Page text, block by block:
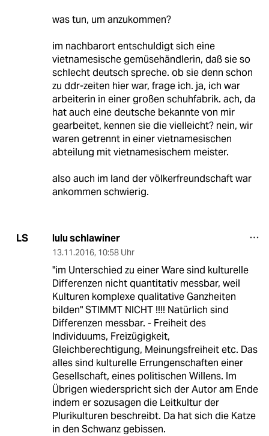
was tun, um anzukommen?
im nachbarort entschuldigt sich eine
vietnamesische gemüsehändlerin, daß sie so
schlecht deutsch spreche. ob sie denn schon
zu ddr-zeiten hier war, frage ich. ja, ich war
arbeiterin in einer großen schuhfabrik. ach, da
hat auch eine deutsche bekannte von mir
gearbeitet, kennen sie die vielleicht? nein, wir
waren getrennt in einer vietnamesischen
abteilung mit vietnamesischem meister.
also auch im land der völkerfreundschaft war
ankommen schwierig.
LS lulu schlawiner
13.11.2016, 10:58 Uhr
"im Unterschied zu einer Ware sind kulturelle
Differenzen nicht quantitativ messbar, weil
Kulturen komplexe qualitative Ganzheiten
bilden" STIMMT NICHT !!!! Natürlich sind
Differenzen messbar. - Freiheit des
Individuums, Freizügigkeit,
Gleichberechtigung, Meinungsfreiheit etc. Das
alles sind kulturelle Errungenschaften einer
Gesellschaft, eines politischen Willens. Im
Übrigen wiederspricht sich der Autor am Ende
indem er sozusagen die Leitkultur der
Plurikulturen beschreibt. Da hat sich die Katze
in den Schwanz gebissen.